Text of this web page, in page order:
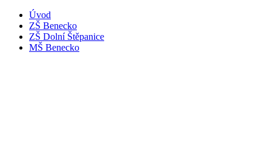
Úvod
ZŠ Benecko
ZŠ Dolní Štěpanice
MŠ Benecko